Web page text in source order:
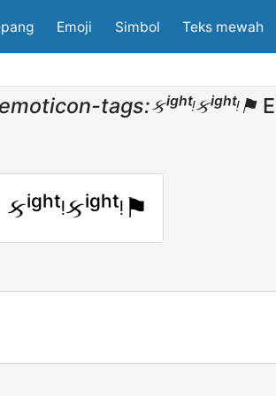
Emoji Simbol Teks mewah
tags:કⁱᵍʰᵗᵎકⁱᵍʰᵗᵎ⚑
કⁱᵍʰᵗᵎકⁱᵍʰᵗᵎ⚑